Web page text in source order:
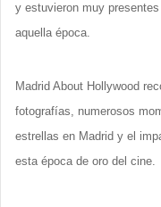
y estuvieron muy
aquella época.
Madrid About Hollywood
fotografías, numerosos
estrellas en Madrid y el
esta época de oro del cine.